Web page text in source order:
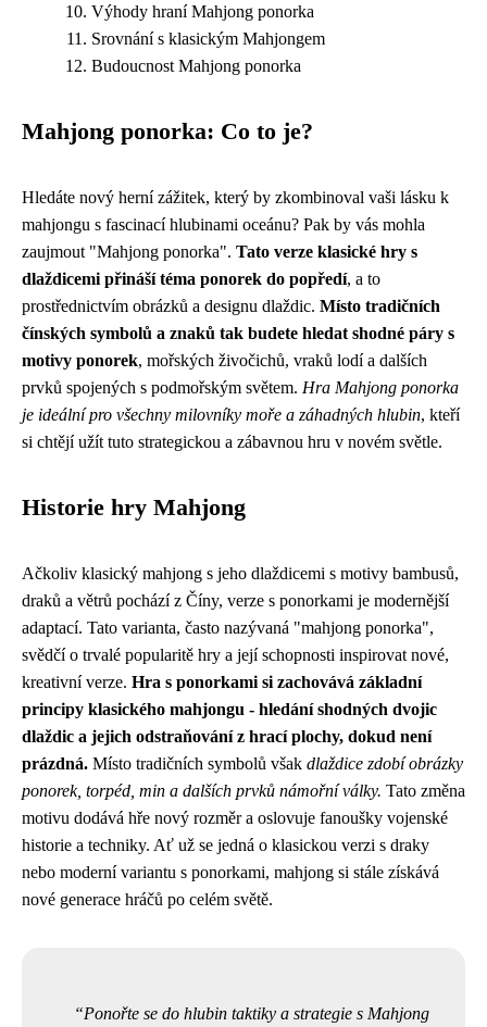
Výhody hraní Mahjong ponorka
Srovnání s klasickým Mahjongem
Budoucnost Mahjong ponorka
Mahjong ponorka: Co to je?
Hledáte nový herní zážitek, který by zkombinoval vaši lásku k
mahjongu s fascinací hlubinami oceánu? Pak by vás mohla
zaujmout "Mahjong ponorka". Tato verze klasické hry s
dlaždicemi přináší téma ponorek do popředí, a to
prostřednictvím obrázků a designu dlaždic. Místo tradičních
čínských symbolů a znaků tak budete hledat shodné páry s
motivy ponorek, mořských živočichů, vraků lodí a dalších
prvků spojených s podmořským světem. Hra Mahjong ponorka
je ideální pro všechny milovníky moře a záhadných hlubin, kteří
si chtějí užít tuto strategickou a zábavnou hru v novém světle.
Historie hry Mahjong
Ačkoliv klasický mahjong s jeho dlaždicemi s motivy bambusů,
draků a větrů pochází z Číny, verze s ponorkami je modernější
adaptací. Tato varianta, často nazývaná "mahjong ponorka",
svědčí o trvalé popularitě hry a její schopnosti inspirovat nové,
kreativní verze. Hra s ponorkami si zachovává základní
principy klasického mahjongu - hledání shodných dvojic
dlaždic a jejich odstraňování z hrací plochy, dokud není
prázdná. Místo tradičních symbolů však dlaždice zdobí obrázky
ponorek, torpéd, min a dalších prvků námořní války. Tato změna
motivu dodává hře nový rozměr a oslovuje fanoušky vojenské
historie a techniky. Ať už se jedná o klasickou verzi s draky
nebo moderní variantu s ponorkami, mahjong si stále získává
nové generace hráčů po celém světě.
Ponořte se do hlubin taktiky a strategie s Mahjong